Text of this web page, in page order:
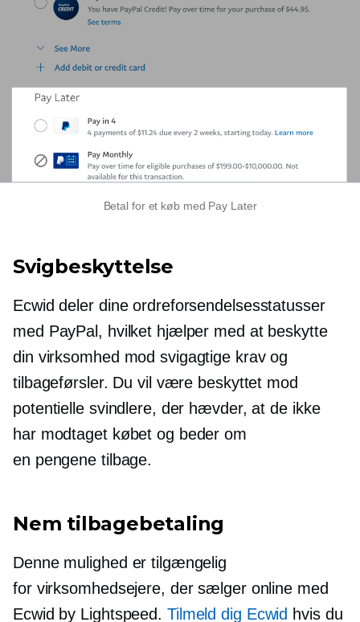
Betal for et køb med Pay Later
Svigbeskyttelse
Ecwid deler dine ordreforsendelsesstatusser
med PayPal, hvilket hjælper med at beskytte
din virksomhed mod svigagtige krav og
tilbageførsler. Du vil være beskyttet mod
potentielle svindlere, der hævder, at de ikke
har modtaget købet og beder om
en pengene tilbage.
Nem tilbagebetaling
Denne mulighed er tilgængelig
for virksomhedsejere, der sælger online med
Ecwid by Lightspeed. Tilmeld dig Ecwid hvis du